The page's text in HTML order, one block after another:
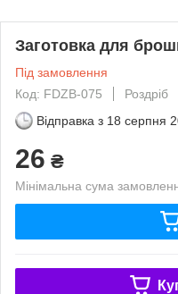
Заготовка для
Під замовлення
Код: FDZB-075
Роздріб
Відправка з 18 серпня
26 ₴
Мінімальна сума